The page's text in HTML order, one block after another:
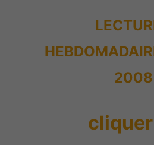
2008